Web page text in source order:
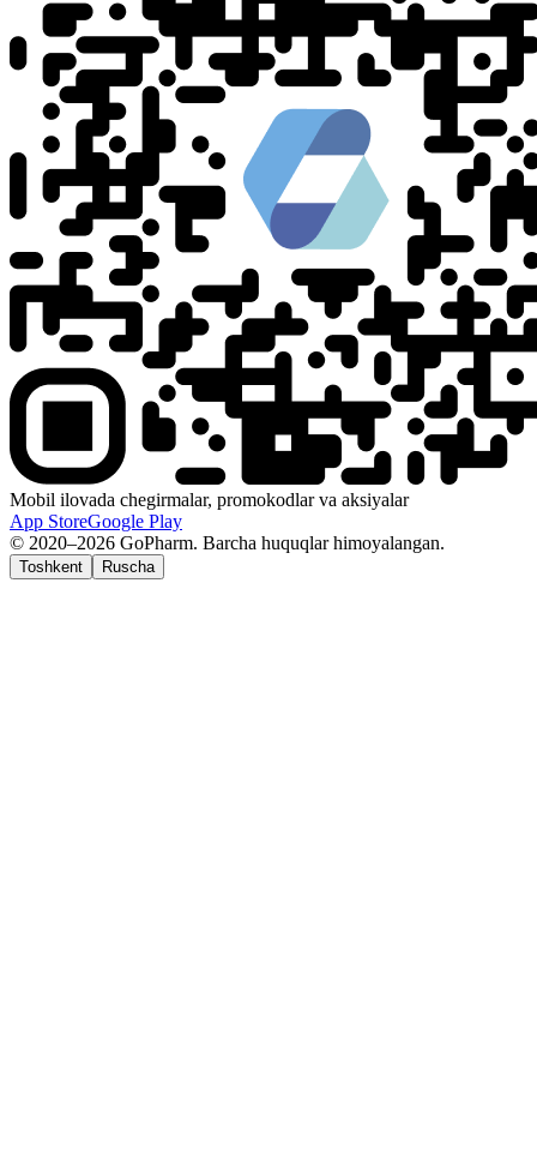
Mobil ilovada chegirmalar, promokodlar va aksiyalar
App StoreGoogle Play
© 2020–2026 GoPharm. Barcha huquqlar himoyalangan.
Toshkent Ruscha